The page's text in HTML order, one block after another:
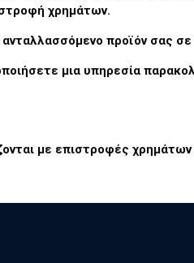
χρημάτων.
προϊόν σας
μια υπηρεσία
με επιστροφές